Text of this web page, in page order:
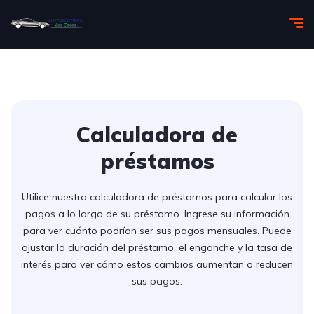
Calculadora de
préstamos
Utilice nuestra calculadora de préstamos para calcular los
pagos a lo largo de su préstamo. Ingrese su información
para ver cuánto podrían ser sus pagos mensuales. Puede
ajustar la duración del préstamo, el enganche y la tasa de
interés para ver cómo estos cambios aumentan o reducen
sus pagos.